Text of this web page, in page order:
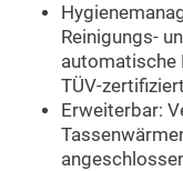
Reinigungs-
automatische
TÜV-
Erweiterbar: